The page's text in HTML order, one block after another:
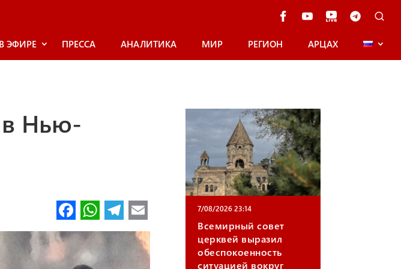
В ЭФИРЕ ПРЕССА АНАЛИТИКА МИР РЕГИОН АРЦАХ
в Нью-
Fa
ce
b
W
h
at
Te
le
gr
m
ail
7/08/2026 23:14
Всемирный совет
церквей выразил
обеспокоенность
ситуацией вокруг